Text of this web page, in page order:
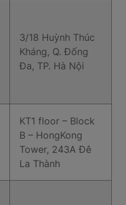
3/18 Huỳnh Thúc
Kháng, Q. Đống
Đa, TP. Hà Nội
KT1 floor – Block
B – HongKong
Tower, 243A Đê
La Thành